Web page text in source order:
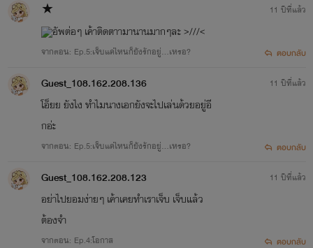
★
อัพต่อๆ เค้าติดตาามานานมากๆละ >///<
จากตอน: Ep.5:เจ็บแค่ไหนก็ยังรักอยู่...เหรอ?
11 ปีที่แล้ว
ตอบกลับ
Guest_108.162.208.136
โอ็ยย ยังไง ทำไมนางเอกยังจะไปเล่นด้วยอยู่อี
กอ่ะ
จากตอน: Ep.5:เจ็บแค่ไหนก็ยังรักอยู่...เหรอ?
11 ปีที่แล้ว
ตอบกลับ
Guest_108.162.208.123
อย่าไปยอมง่ายๆ เค้าเคยทำเราเจ็บ เจ็บแล้ว
ต้องจำ
จากตอน: Ep.4:โอกาส
11 ปีที่แล้ว
ตอบกลับ